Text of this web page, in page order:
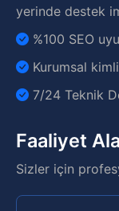
yerinde destek
%100 SEO
Kurumsal
7/24 Teknik
Faaliyet
Sizler için